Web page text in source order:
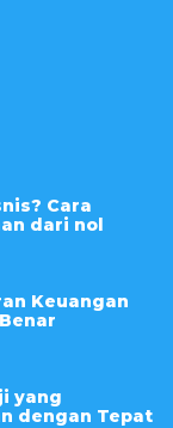
Cara
dari nol
Keuangan
yang
dengan Tepat